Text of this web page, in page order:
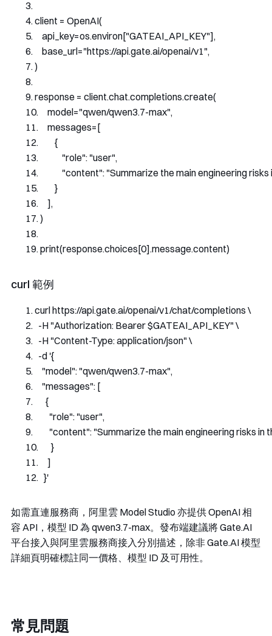
client = OpenAI(
    api_key
=os.environ["GATEAI_API_KEY"],
    base_url
="https://api.gate.ai/openai/v1",
)
response = client.chat.completions.create(
    model
="qwen/qwen3.7-max",
    messages
=[
{
"role": "user",
"content": "Summarize the main engineering
}
],
)
print(response.choices[0].message.content)
curl 範例
curl https://api.gate.ai/openai/v1/chat/completions \
-H "Authorization: Bearer $GATEAI_API_KEY" \
-H "Content-Type: application/json" \
-d '{
    "model": "qwen/qwen3.7-max",
    "messages": [
      {
        "role": "user",
"content": "Summarize the main engineering risks in
      }
    ]
  }'
如需直連服務商，阿里雲 Model Studio 亦提供 OpenAI 相
容 API，模型 ID 為 qwen3.7-max。發布端建議將 Gate.AI
平台接入與阿里雲服務商接入分別描述，除非 Gate.AI 模型
詳細頁明確標註同一價格、模型 ID 及可用性。
常見問題